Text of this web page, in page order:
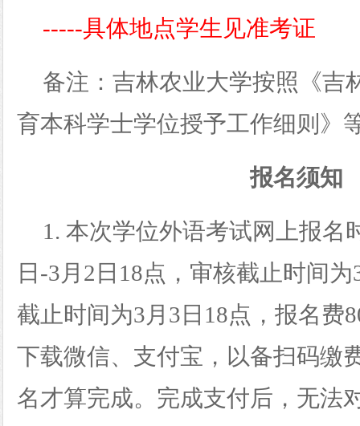
-----具体地点学生见准考证
备注：吉林农业大学按照《吉
育本科学士学位授予工作细则》
报名须知
1. 本次学位外语考试网上报名
日-3月2日18点，审核截止时间
截止时间为3月3日18点，报名费
下载微信、支付宝，以备扫码缴
名才算完成。完成支付后，无法